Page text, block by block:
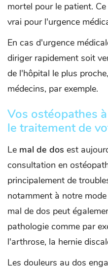
mortel pour le patient.
vrai pour l'urgence
En cas d'urgence
diriger rapidement soit
de l'hôpital le plus
médecins, par exemple.
Vos ostéopathes
le traitement de
Le mal de dos est
consultation en
principalement de
notamment à notre
mal de dos peut
pathologie comme par
l'arthrose, la hernie
Les douleurs au dos